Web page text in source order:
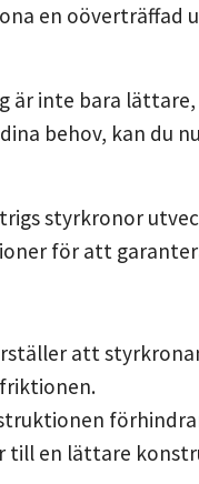
en oöverträffad
är inte bara
behov, kan du
styrkronor
för att
att
till en lättare